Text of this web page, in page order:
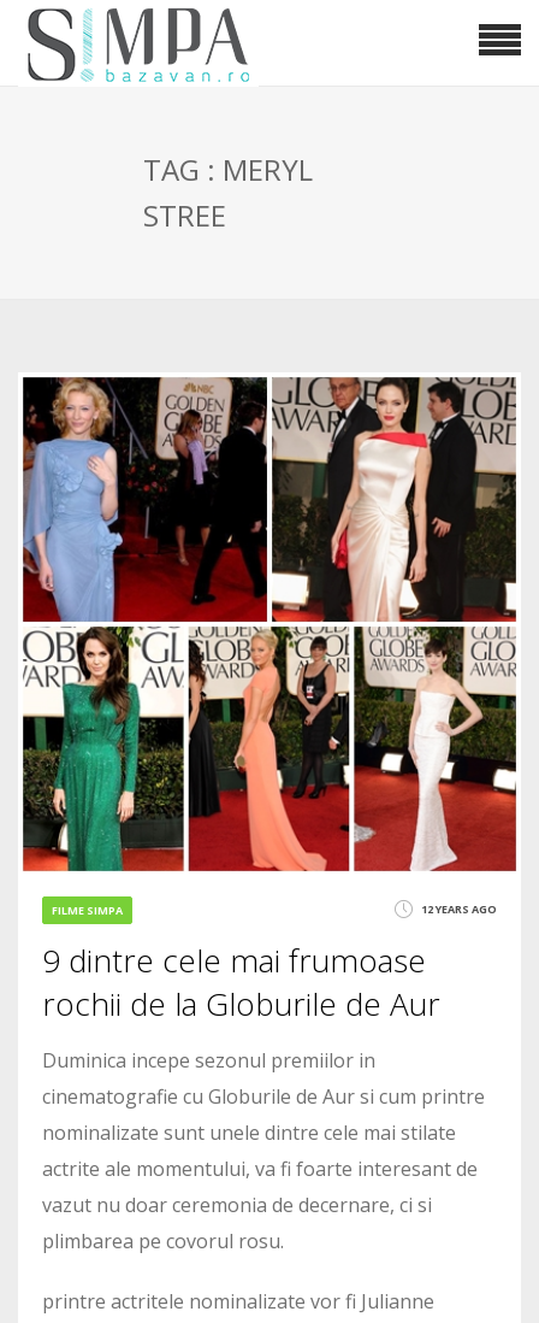
TAG : MERYL
STREE
FILME SIMPA 12 YEARS AGO
9 dintre cele mai frumoase
rochii de la Globurile de Aur
Duminica incepe sezonul premiilor in
cinematografie cu Globurile de Aur si cum printre
nominalizate sunt unele dintre cele mai stilate
actrite ale momentului, va fi foarte interesant de
vazut nu doar ceremonia de decernare, ci si
plimbarea pe covorul rosu.
printre actritele nominalizate vor fi Julianne